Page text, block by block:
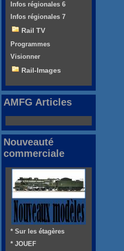
Infos régionales 6
Infos régionales 7
Rail TV
Programmes
Visionner
Rail-Images
AMFG Articles
Nouveauté
commerciale
* Sur les étagères
* JOUEF